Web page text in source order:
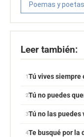
Poemas y
Leer también:
Tú vives siempre
Tú no puedes
Tú no las puedes
Te busqué por la